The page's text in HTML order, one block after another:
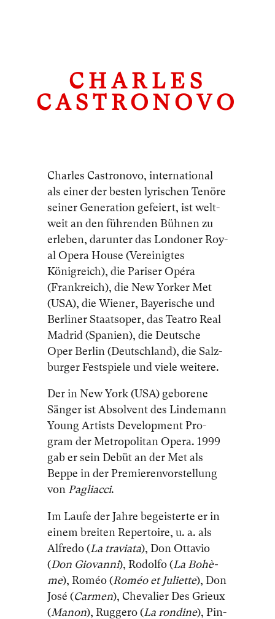
CHARLES
CASTRONOVO
Charles Castronovo, in­ter­na­tio­nal
als ei­ner der bes­ten ly­ri­schen Te­nö­re
sei­ner Ge­ne­ra­ti­on ge­fei­ert, ist welt­
weit an den füh­ren­den Büh­nen zu
er­le­ben, dar­un­ter das Lon­do­ner Roy­
al Ope­ra House (Vereinigtes
Königreich), die Pa­ri­ser Opé­ra
(Frankreich), die New Yor­ker Met
(USA), die Wie­ner, Baye­ri­sche und
Ber­li­ner Staats­oper, das Tea­tro Real
Ma­drid (Spanien), die Deut­sche
Oper Ber­lin (Deutschland), die Salz­
bur­ger Fest­spie­le und vie­le wei­te­re.
Der in New York (USA) ge­bo­re­ne
Sän­ger ist Ab­sol­vent des Lin­de­mann
Young Ar­tists De­ve­lop­ment Pro­
gram der Me­tro­po­li­tan Ope­ra. 1999
gab er sein De­büt an der Met als
Bep­pe in der Pre­mie­ren­vor­stel­lung
von Pa­gli­ac­ci.
Im Lau­fe der Jah­re be­geis­ter­te er in
ei­nem brei­ten Re­per­toire, u. a. als
Al­fre­do (La tra­via­ta), Don Ot­ta­vio
(Don Gio­van­ni), Ro­dol­fo (La Bohè­
me), Ro­méo (Ro­méo et Ju­li­et­te), Don
José (Car­men), Che­va­lier Des Grieux
(Ma­non), Rug­ge­ro (La ron­di­ne), Pin­